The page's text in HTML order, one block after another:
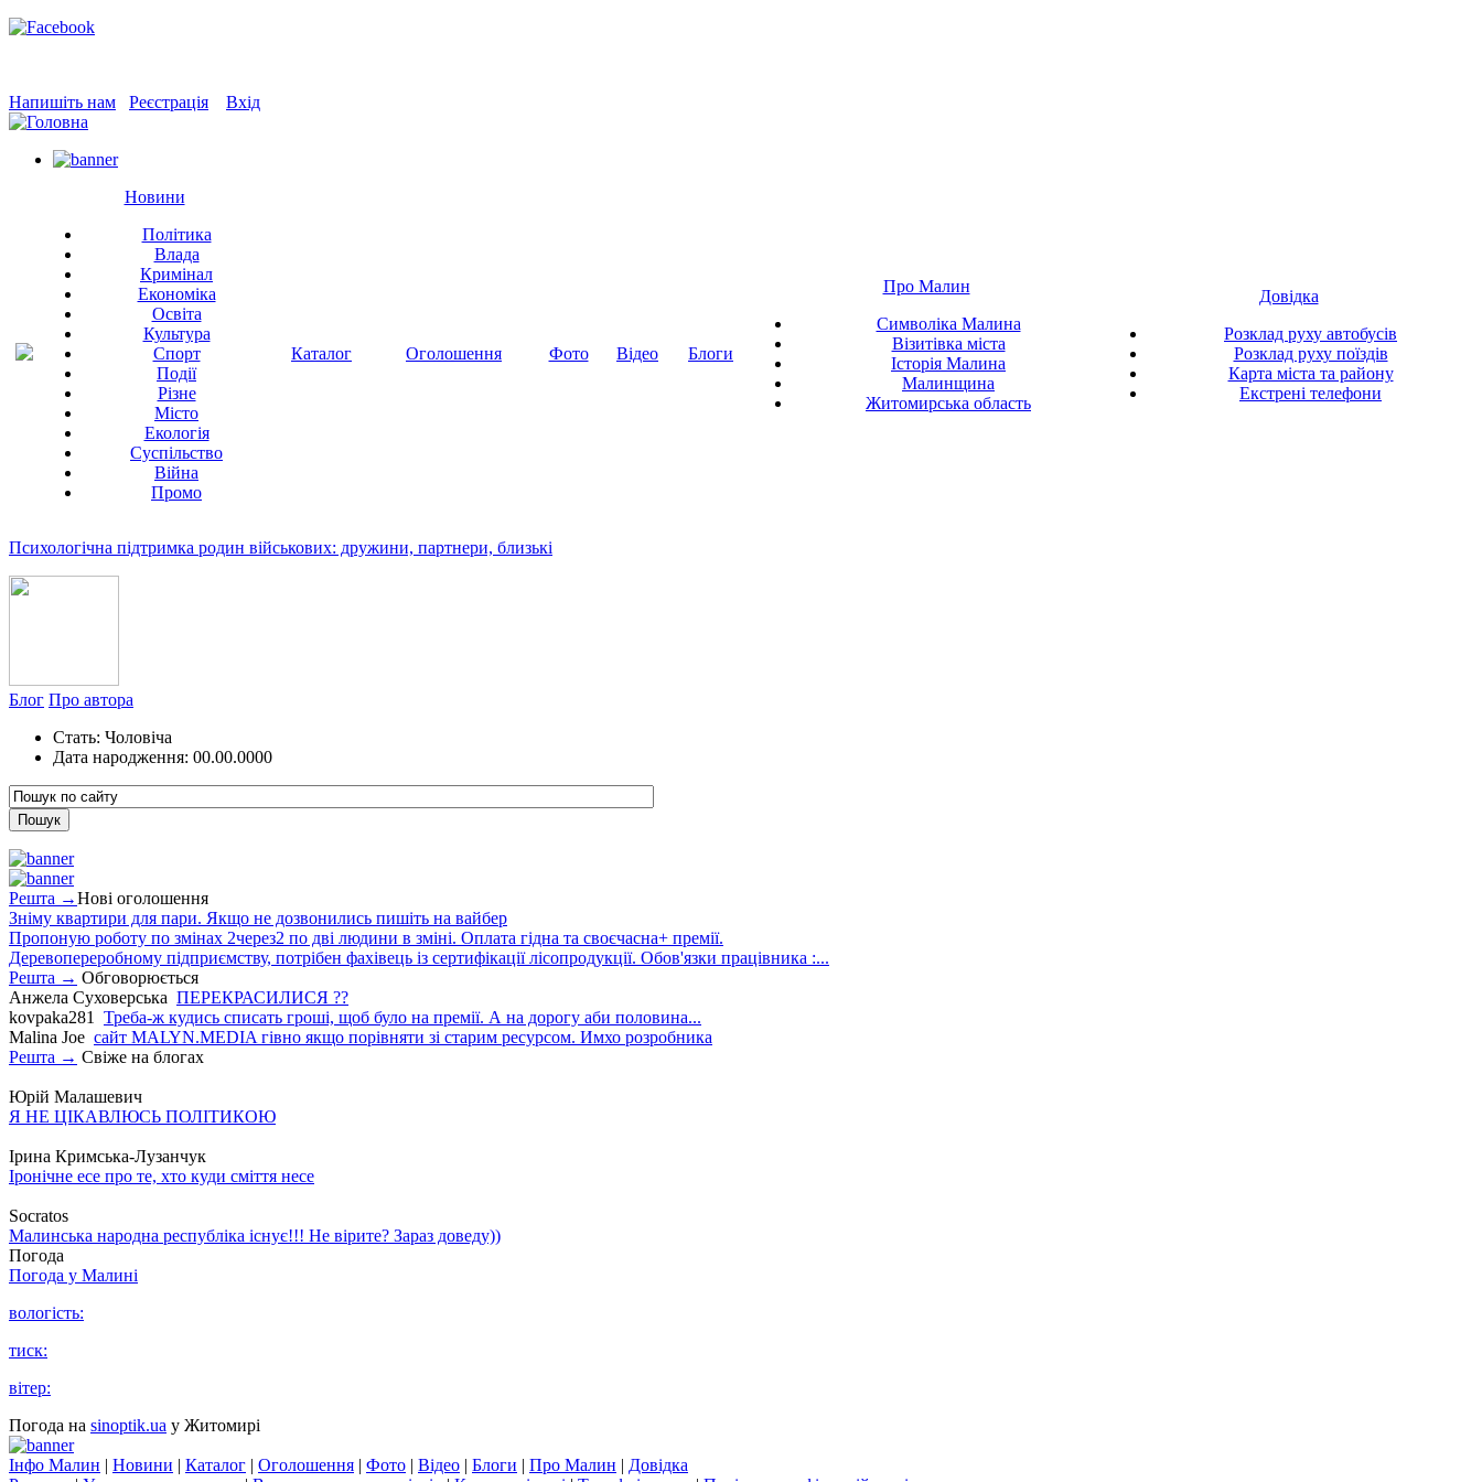
Напишіть нам Реєстрація Вхід
Новини
Політика
Влада
Кримінал
Економіка
Освіта
Культура
Спорт
Події
Різне
Місто
Екологія
Суспільство
Війна
Промо
Каталог Оголошення Фото Відео Блоги
Про Малин
Символіка Малина
Візитівка міста
Історія Малина
Малинщина
Житомирська область
Довідка
Розклад руху автобусів
Розклад руху поїздів
Карта міста та району
Екстрені телефони
Психологічна підтримка родин військових: дружини, партнери, близькі
Блог Про автора
Стать: Чоловіча
Дата народження: 00.00.0000
Решта →Нові оголошення
Зніму квартири для пари. Якщо не дозвонились пишіть на вайбер
Пропоную роботу по змінах 2через2 по дві людини в зміні. Оплата гідна та своєчасна+ премії.
Деревопереробному підприємству, потрібен фахівець із сертифікації лісопродукції. Обов'язки працівника :...
Решта → Обговорюється
Анжела Суховерська ПЕРЕКРАСИЛИСЯ ??
kovpaka281
Треба-ж кудись списать гроші, щоб було на премії. А на дорогу аби половина...
Malina Joe сайт MALYN.MEDIA гiвно якщо порiвняти зi старим ресурсом. Имхо розробника
Решта → Свіже на блогах
Юрій Малашевич
Я НЕ ЦІКАВЛЮСЬ ПОЛІТИКОЮ
Ірина Кримська-Лузанчук
Іронічне есе про те, хто куди сміття несе
Socratos
Малинська народна республіка існує!!! Не вірите? Зараз доведу))
Погода
Погода у Малині
вологість:
тиск:
вітер:
Погода на sinoptik.ua у Житомирі
Інфо Малин | Новини | Каталог | Оголошення | Фото | Відео | Блоги | Про Малин | Довідка